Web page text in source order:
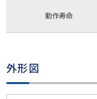
動作寿命
外形図